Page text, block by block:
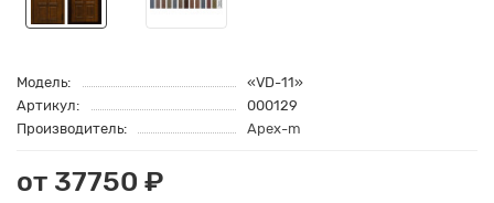
Модель:
«VD-11»
Артикул:
000129
Производитель:
Apex-m
от 37750 ₽